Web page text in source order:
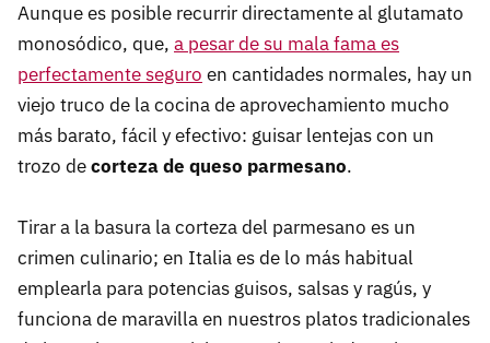
Aunque es posible recurrir directamente al glutamato
monosódico, que, a pesar de su mala fama es
perfectamente seguro en cantidades normales, hay un
viejo truco de la cocina de aprovechamiento mucho
más barato, fácil y efectivo: guisar lentejas con un
trozo decorteza de queso parmesano.
Tirar a la basura la corteza del parmesano es un
crimen culinario; en Italia es de lo más habitual
emplearla para potencias guisos, salsas y ragús, y
funciona de maravilla en nuestros platos tradicionales